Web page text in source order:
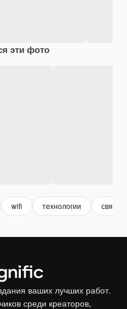
эти фото
wifi технологии связь
ваших лучших работ.
среди креаторов,